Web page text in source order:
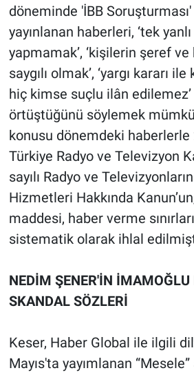
döneminde 'İBB
yayınlanan haberleri, ‘tek
yapmamak’, ‘kişilerin şeref
saygılı olmak’, ‘yargı kararı
hiç kimse suçlu ilân
örtüştüğünü söylemek
konusu dönemdeki haberlerle
Türkiye Radyo ve Televizyon
sayılı Radyo ve
Hizmetleri Hakkında
maddesi, haber verme
sistematik olarak ihlal
NEDİM ŞENER'İN
SKANDAL SÖZLERİ
Keser, Haber Global ile ilgili
Mayıs'ta yayımlanan